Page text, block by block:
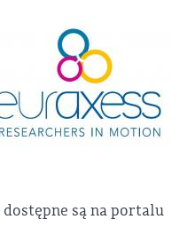
dostępne są na portalu